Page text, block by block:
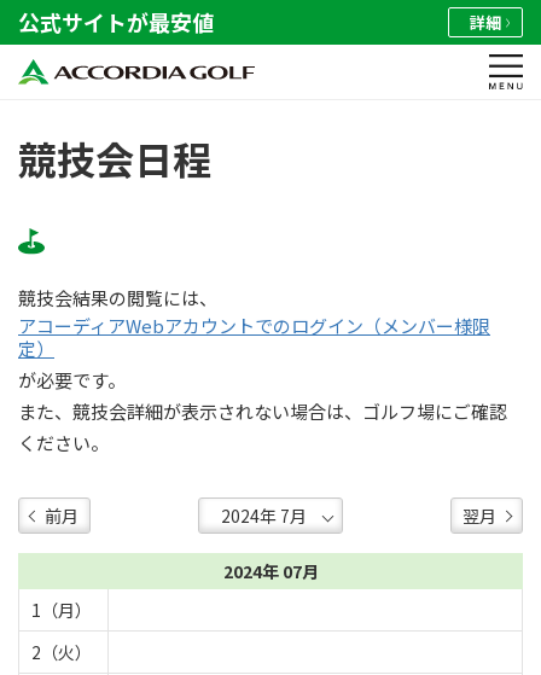
公式サイトが最安値 詳細
競技会日程
競技会結果の閲覧には、
アコーディアWebアカウントでのログイン（メンバー様限
定）
が必要です。
また、競技会詳細が表示されない場合は、ゴルフ場にご確認
ください。
前月 翌月
2024年 07月
1（月）
2（火）